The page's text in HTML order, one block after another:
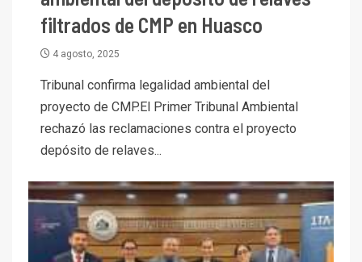
filtrados de CMP en Huasco
4 agosto, 2025
Tribunal confirma legalidad ambiental del
proyecto de CMP.El Primer Tribunal Ambiental
rechazó las reclamaciones contra el proyecto
depósito de relaves...